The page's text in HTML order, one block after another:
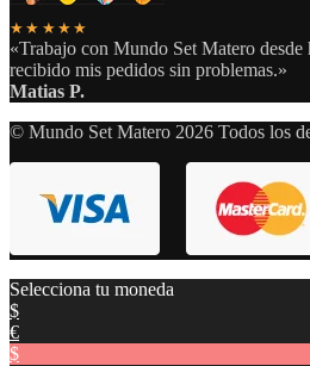
★★★★★
«Trabajo con Mundo Set Matero desde
recibido mis pedidos sin problemas.»
Matias P.
© Mundo Set Matero 2026 Todos los
Selecciona tu moneda
$
€
$